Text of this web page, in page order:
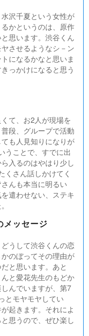
沢千夏という女性が
かというのは、原作
思います。渋谷くん
させるようなシ－ン
になるかなと思いま
っかけになると思う
て、お2人が現場を
段、グループで活動
も人見知りになりが
うことで、すでに出
入るのはやはり少し
くさん話しかけてく
んも本当に明るい
遣わせない、ステキ
メッセージ
うして渋谷くんの恋
のぼってその理由が
と思います。あと
と愛花先生のもどか
んでいますが、第7
とモヤモヤしてい
起きます。それによ
思うので、ぜひ楽し